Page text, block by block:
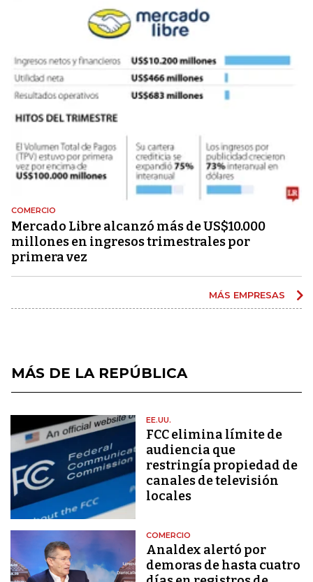
COMERCIO
Mercado Libre alcanzó más de US$10.000
millones en ingresos trimestrales por
primera vez
MÁS EMPRESAS
MÁS DE LA REPÚBLICA
EE.UU.
FCC elimina límite de
audiencia que
restringía propiedad de
canales de televisión
locales
COMERCIO
Analdex alertó por
demoras de hasta cuatro